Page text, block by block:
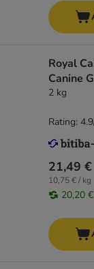
Royal
Canine
2 kg
21,49 €
10,75 € / kg
20,20 €
Rating: